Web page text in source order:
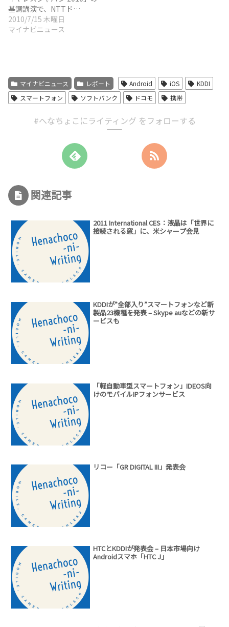
基調講演で、NTTド…
2010/7/15 木曜日
マイナビニュース
マイナビニュース レポート Android iOS
KDDI
スマートフォン
ソフトバンク ドコモ 携帯
#へなちょこにライティング をフォローする
関連記事
2011 International CES：液晶は「世界に
接続される窓」に、米シャープ会見
KDDIが”全部入り”スマートフォンなど新
製品23機種を発表 – Skype auなどの新サ
ービスも
「軽自動車型スマートフォン」IDEOS向
けのモバイルIPフォンサービス
リコー「GR DIGITAL III」発表会
HTCとKDDIが発表会 – 日本市場向け
Androidスマホ「HTC J」